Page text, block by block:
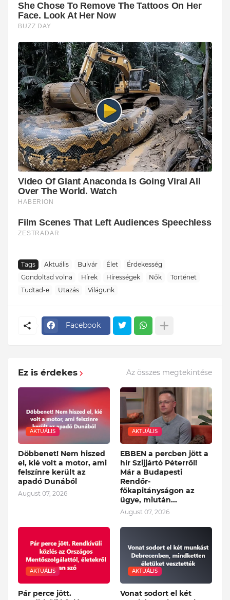
Tags Aktuális Bulvár Élet
Érdekesség
Gondoltad volna
Hírek Hírességek Nők
Történet
Tudtad-e
Utazás Világunk
Facebook
Ez is érdekes Az összes megtekintése
AKTUÁLIS
Döbbenet! Nem hiszed
el, kié volt a motor, ami
felszínre került az
apadó Dunából
August 07, 2026
AKTUÁLIS
EBBEN a percben jött a
hír Szijjártó Péterről!
Már a Budapesti
Rendőr-
főkapitányságon az
ügye, miután...
August 07, 2026
AKTUÁLIS
Pár perce jött.
AKTUÁLIS
Vonat sodort el két